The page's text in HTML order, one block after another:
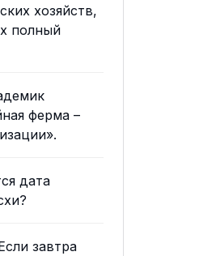
хозяйств,
полный
ферма –
дата
завтра